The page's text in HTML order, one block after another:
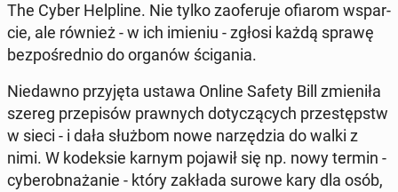
The Cyber Hel­pli­ne. Nie tylko za­ofe­ru­je ofiarom wspar­
cie, ale również - w ich imieniu - zgłosi każdą sprawę
bez­po­śred­nio do organów ści­ga­nia.
Nie­daw­no przy­ję­ta ustawa Online Safety Bill zmie­ni­ła
szereg prze­pi­sów praw­nych do­ty­czą­cych prze­stępstw
w sieci - i dała służbom nowe na­rzę­dzia do walki z
nimi. W ko­dek­sie karnym pojawił się np. nowy termin -
cy­be­rob­na­ża­nie - który zakłada surowe kary dla osób,